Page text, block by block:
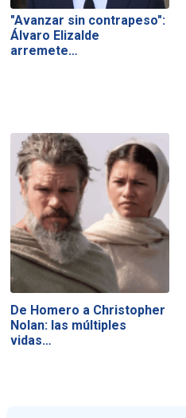
"Avanzar sin contrapeso":
Álvaro Elizalde
arremete…
De Homero a Christopher
Nolan: las múltiples
vidas…